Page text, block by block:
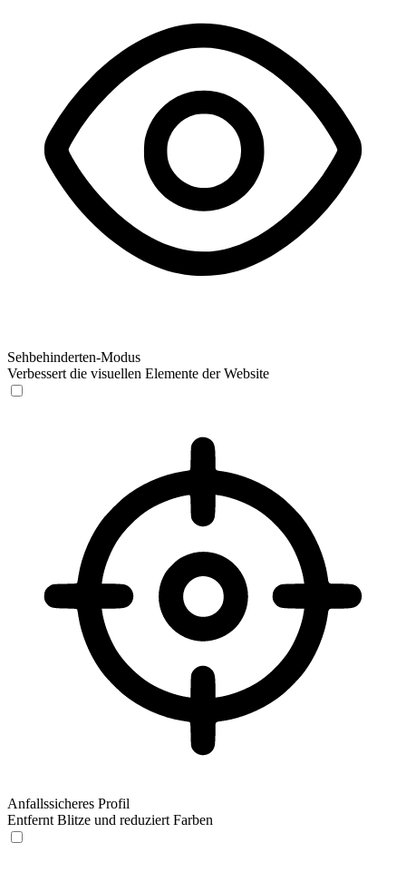
Sehbehinderten-Modus
Verbessert die visuellen Elemente der Website
Anfallssicheres Profil
Entfernt Blitze und reduziert Farben